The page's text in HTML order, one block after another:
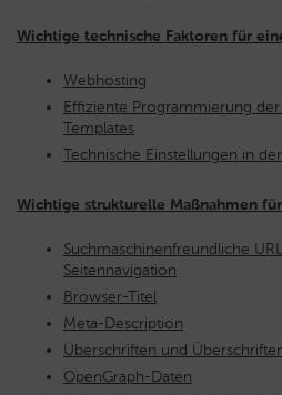
Wichtige technische Faktoren für
Webhosting
Effiziente Programmierung
Templates
Technische Einstellungen in
Wichtige strukturelle Maßnahmen
Suchmaschinenfreundliche
Seitennavigation
Browser-Titel
Meta-Description
Überschriften und
OpenGraph-Daten